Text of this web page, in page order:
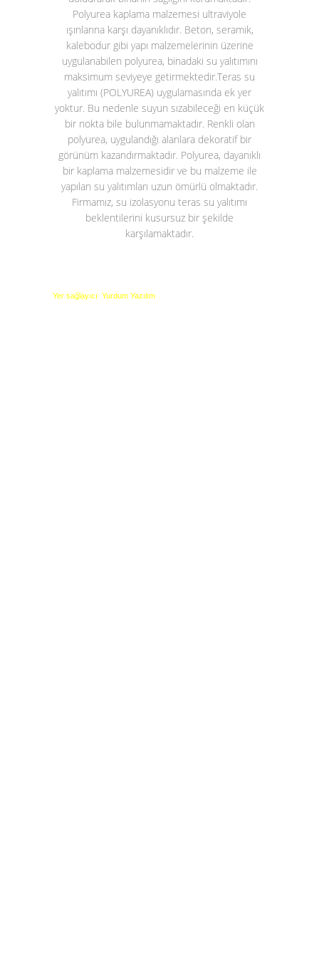
Polyurea kaplama malzemesi ultraviyole
ışınlarına karşı dayanıklıdır. Beton, seramik,
kalebodur gibi yapı malzemelerinin üzerine
uygulanabilen polyurea, binadaki su yalıtımını
maksimum seviyeye getirmektedir.Teras su
yalıtımı (POLYUREA) uygulamasında ek yer
yoktur. Bu nedenle suyun sızabileceği en küçük
bir nokta bile bulunmamaktadır. Renkli olan
polyurea, uygulandığı alanlara dekoratif bir
görünüm kazandırmaktadır. Polyurea, dayanıklı
bir kaplama malzemesidir ve bu malzeme ile
yapılan su yalıtımları uzun ömürlü olmaktadır.
Firmamız, su izolasyonu teras su yalıtımı
beklentilerini kusursuz bir şekilde
karşılamaktadır.
Yer sağlayıcı: Yurdum Yazılım